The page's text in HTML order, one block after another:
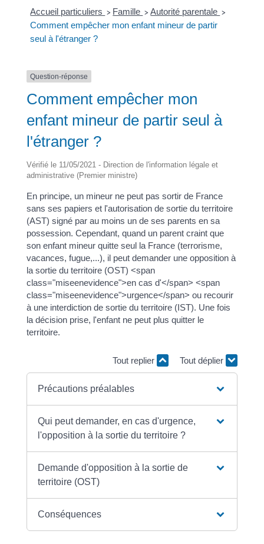
Accueil particuliers > Famille > Autorité parentale >
Comment empêcher mon enfant mineur de partir
seul à l'étranger ?
Question-réponse
Comment empêcher mon
enfant mineur de partir seul à
l'étranger ?
Vérifié le 11/05/2021 - Direction de l'information légale et
administrative (Premier ministre)
En principe, un mineur ne peut pas sortir de France
sans ses papiers et l'autorisation de sortie du territoire
(AST) signé par au moins un de ses parents en sa
possession. Cependant, quand un parent craint que
son enfant mineur quitte seul la France (terrorisme,
vacances, fugue,...), il peut demander une opposition à
la sortie du territoire (OST) <span
class="miseenevidence">en cas d'</span> <span
class="miseenevidence">urgence</span> ou recourir
à une interdiction de sortie du territoire (IST). Une fois
la décision prise, l'enfant ne peut plus quitter le
territoire.
Tout replier Tout déplier
Précautions préalables
Qui peut demander, en cas d'urgence,
l'opposition à la sortie du territoire ?
Demande d'opposition à la sortie de
territoire (OST)
Conséquences